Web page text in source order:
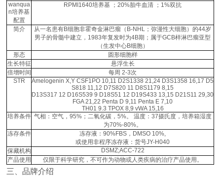
wanqua
n培养基
配置
RPMI1640培养基 ；20%胎牛血清 ；1%双抗
简介
从一名患有B细胞非霍奇金淋巴瘤（B-NHL；弥漫性大细胞）的44岁
男子的骨髓中建立，1983年复发时为4B期；属于GCB样淋巴瘤亚型
（生发中心B细胞）
形态
圆形细胞样
生长特征
悬浮生长
倍增时间
每周 2-3次
STR
Amelogenin X,Y CSF1PO 10,11 D2S1338 21,24 D3S1358 16,17 D5
S818 11,12 D7S820 11 D8S1179 8,15
D13S317 12 D16S539 9 D18S51 12 D19S433 13,15 D21S11 29,30
FGA 21,22 Penta D 9,11 Penta E 7,10
TH01 9.3 TPOX 8,9 vWA 15,16
培养条件 气相：空气，95%；二氧化碳，5%。 温度：37摄氏度，培养箱湿度
为70%-80%。
冻存条件
冻存液：90%FBS，DMSO 10%,
或使用非程序冻存液：货号JY-H040
保藏机构
DSMZ;ACC-722
产品使用
仅限于科学研究，不可作为动物或人类疾病的治疗产品使用。
三、品牌介绍